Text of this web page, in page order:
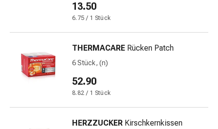
Juckreiz
Warzen
Nagel-
Fusspilz
Narbenbehandlung
Trockene
Haut
13.50
6.75 / 1 Stück
THERMACARE Rücken Patch
6 Stück, (n)
52.90
8.82 / 1 Stück
HERZZUCKER Kirschkernkissen